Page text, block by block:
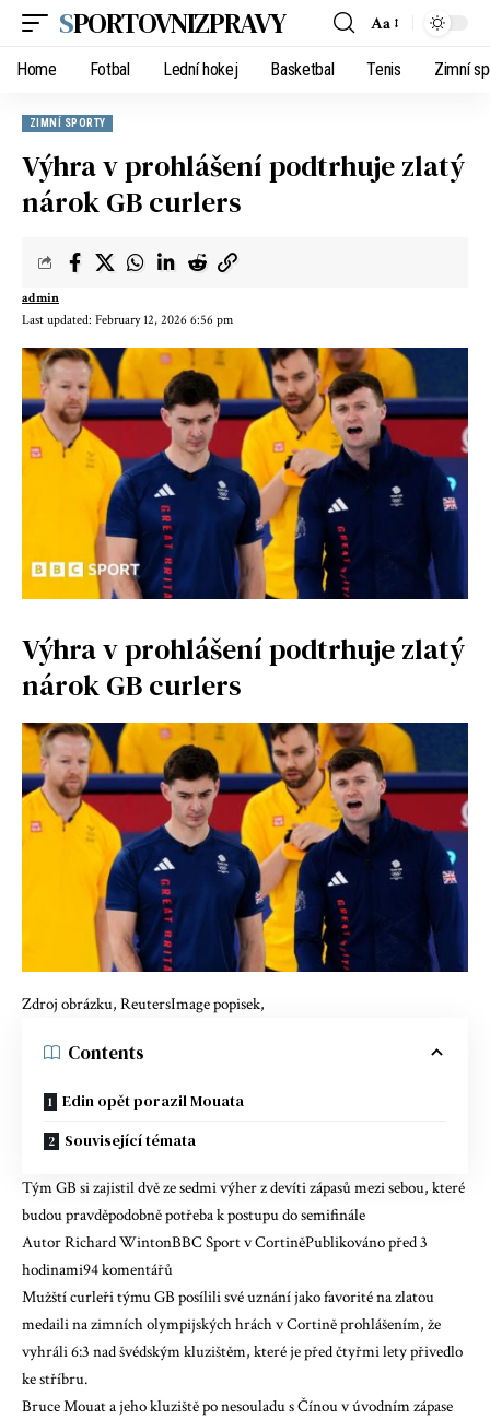
SPORTOVNIZPRAVY Aa
Home Fotbal Lední hokej Basketbal Tenis Zimní
ZIMNÍ SPORTY
Výhra v prohlášení podtrhuje zlatý
nárok GB curlers
Last updated: February 12, 2026 6:56 pm
admin
Výhra v prohlášení podtrhuje zlatý
nárok GB curlers
Zdroj obrázku, ReutersImage popisek,
Contents
Edin opět porazil Mouata
Související témata
Tým GB si zajistil dvě ze sedmi výher z devíti zápasů mezi sebou, které
budou pravděpodobně potřeba k postupu do semifinále
Autor Richard WintonBBC Sport v CortiněPublikováno před 3
hodinami94 komentářů
Mužští curleři týmu GB posílili své uznání jako favorité na zlatou
medaili na zimních olympijských hrách v Cortině prohlášením, že
vyhráli 6:3 nad švédským kluzištěm, které je před čtyřmi lety přivedlo
ke stříbru.
Bruce Mouat a jeho kluziště po nesouladu s Čínou v úvodním zápase